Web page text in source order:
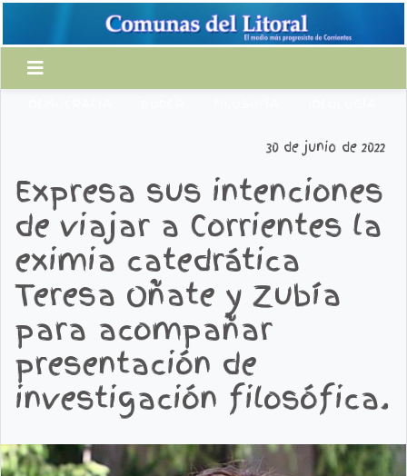
30 de junio de 2022
Expresa sus intenciones
de viajar a Corrientes la
eximia catedrática
Teresa Oñate y Zubía
para acompañar
presentación de
investigación filosófica.